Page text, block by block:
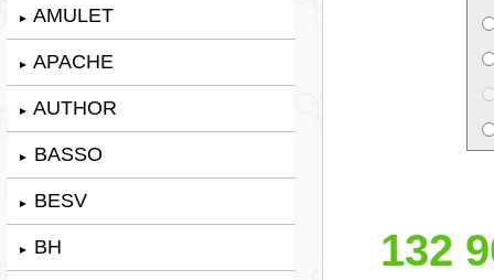
► AMULET
► APACHE
► AUTHOR
► BASSO
► BESV
► BH 132